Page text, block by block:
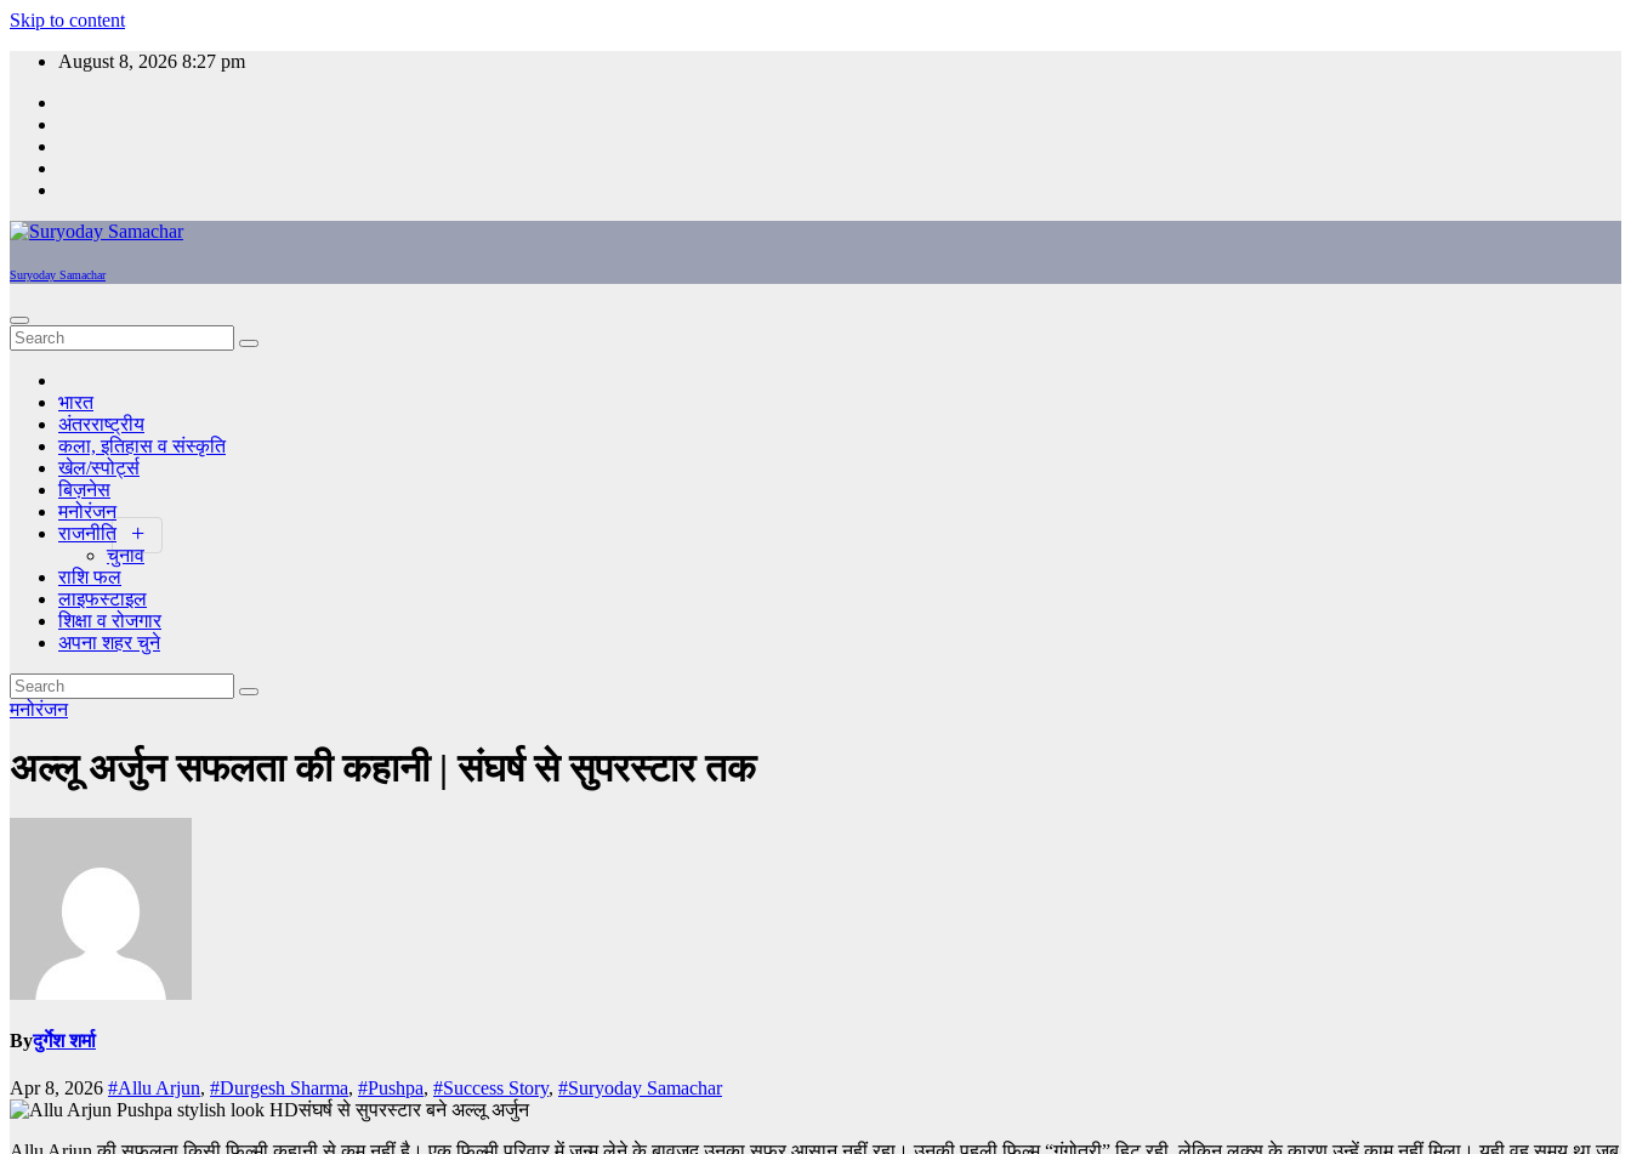
Skip to content
August 8, 2026 8:27 pm
Suryoday Samachar
भारत
अंतरराष्ट्रीय
कला, इतिहास व संस्कृति
खेल/स्पोर्ट्स
बिज़नेस
मनोरंजन
राजनीति
चुनाव
राशि फल
लाइफस्टाइल
शिक्षा व रोजगार
अपना शहर चुने
मनोरंजन
अल्लू अर्जुन सफलता की कहानी | संघर्ष से सुपरस्टार तक
Byदुर्गेश शर्मा
Apr 8, 2026 #Allu Arjun, #Durgesh Sharma, #Pushpa, #Success Story, #Suryoday Samachar
संघर्ष से सुपरस्टार बने अल्लू अर्जुन